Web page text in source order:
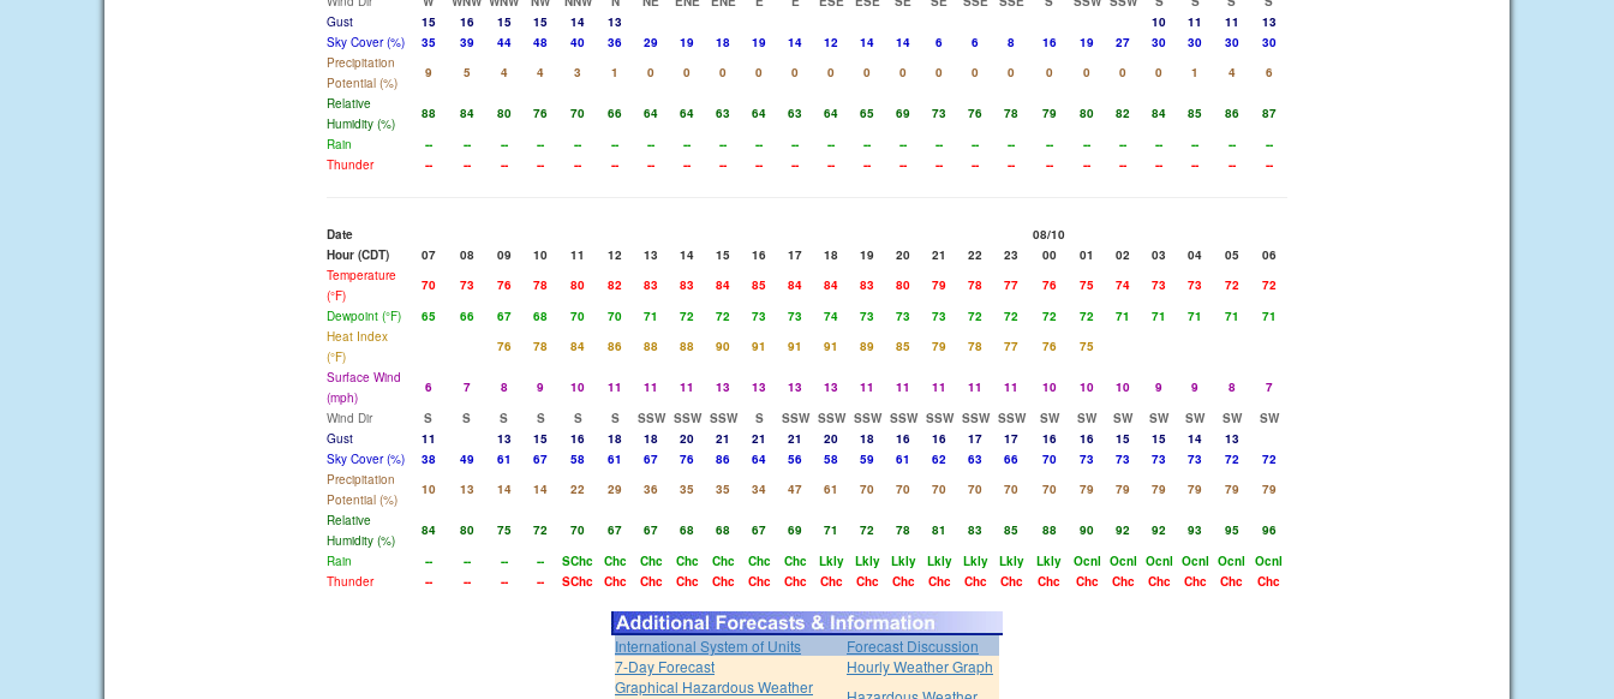
Gust
15 16 15 15 14 13 10 11 11
13
Sky Cover (%)
35 39 44 48 40 36 29 19 18 19 14 12 14 14 6 6 8 16 19 27 30 30 30
30
Precipitation
Potential (%)
9 5 4 4 3 1 0 0 0 0 0 0 0 0 0 0 0 0 0 0 0 1 4
6
Relative
Humidity (%)
88 84 80 76 70 66 64 64 63 64 63 64 65 69 73 76 78 79 80 82 84 85 86
87
Rain
-- -- -- -- -- -- -- -- -- -- -- -- -- -- -- -- -- -- -- -- -- -- --
--
Thunder
-- -- -- -- -- -- -- -- -- -- -- -- -- -- -- -- -- -- -- -- -- -- -- --
Date
08/10
Hour (CDT)
07 08 09 10 11 12 13 14 15 16 17 18 19 20 21 22 23 00 01 02 03 04 05
06
Temperature
(°F)
70 73 76 78 80 82 83 83 84 85 84 84 83 80 79 78 77 76 75 74 73 73 72
72
Dewpoint (°F)
65 66 67 68 70 70 71 72 72 73 73 74 73 73 73 72 72 72 72 71 71 71 71
71
Heat Index
(°F)
76 78 84 86 88 88 90 91 91 91 89 85 79 78 77 76
75
Surface Wind
(mph)
6 7 8 9 10 11 11 11 13 13 13 13 11 11 11 11 11 10 10 10 9 9 8
7
Wind Dir
S S S S S S SSW SSW SSW S SSW SSW SSW SSW SSW SSW SSW SW SW SW SW SW SW
SW
Gust
11 13 15 16 18 18 20 21 21 21 20 18 16 16 17 17 16 16 15 15 14
13
Sky Cover (%)
38 49 61 67 58 61 67 76 86 64 56 58 59 61 62 63 66 70 73 73 73 73 72
72
Precipitation
Potential (%)
10 13 14 14 22 29 36 35 35 34 47 61 70 70 70 70 70 70 79 79 79 79 79
79
Relative
Humidity (%)
84 80 75 72 70 67 67 68 68 67 69 71 72 78 81 83 85 88 90 92 92 93 95
96
Rain
-- -- -- -- SChc Chc Chc Chc Chc Chc Chc Lkly Lkly Lkly Lkly Lkly Lkly Lkly Ocnl Ocnl Ocnl Ocnl Ocnl
Ocnl
Thunder
-- -- -- -- SChc Chc Chc Chc Chc Chc Chc Chc Chc Chc Chc Chc Chc Chc Chc Chc Chc Chc Chc Chc
International System of Units
Forecast Discussion
7-Day Forecast
Hourly Weather Graph
Graphical Hazardous Weather